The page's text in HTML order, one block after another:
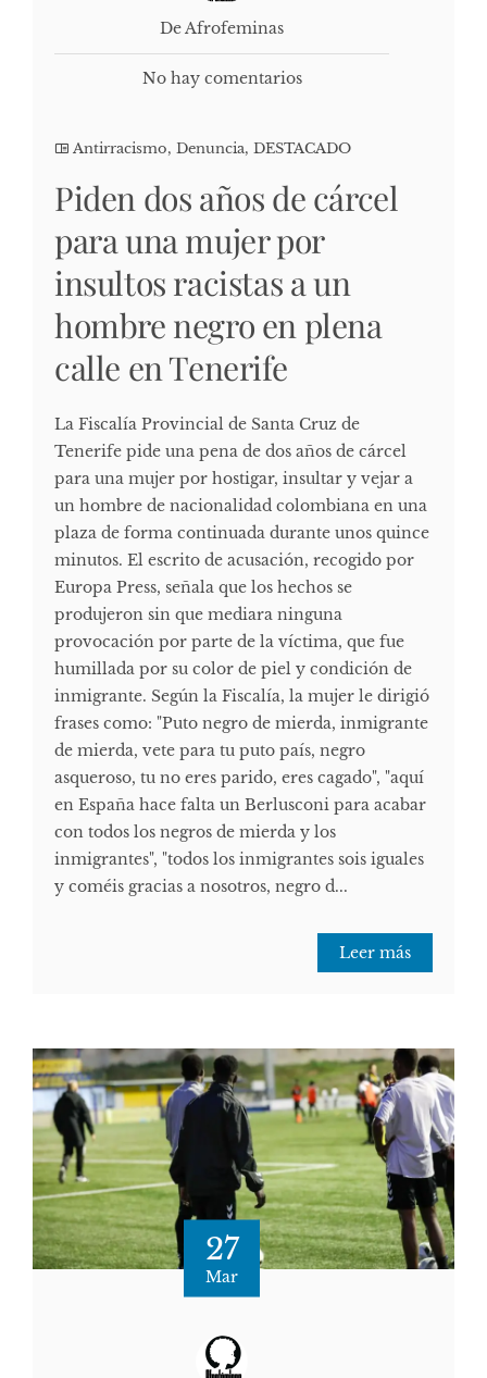
De Afrofeminas
No hay comentarios
Antirracismo, Denuncia, DESTACADO
Piden dos años de cárcel
para una mujer por
insultos racistas a un
hombre negro en plena
calle en Tenerife
La Fiscalía Provincial de Santa Cruz de
Tenerife pide una pena de dos años de cárcel
para una mujer por hostigar, insultar y vejar a
un hombre de nacionalidad colombiana en una
plaza de forma continuada durante unos quince
minutos. El escrito de acusación, recogido por
Europa Press, señala que los hechos se
produjeron sin que mediara ninguna
provocación por parte de la víctima, que fue
humillada por su color de piel y condición de
inmigrante. Según la Fiscalía, la mujer le dirigió
frases como: "Puto negro de mierda, inmigrante
de mierda, vete para tu puto país, negro
asqueroso, tu no eres parido, eres cagado", "aquí
en España hace falta un Berlusconi para acabar
con todos los negros de mierda y los
inmigrantes", "todos los inmigrantes sois iguales
y coméis gracias a nosotros, negro d...
Leer más
27
Mar